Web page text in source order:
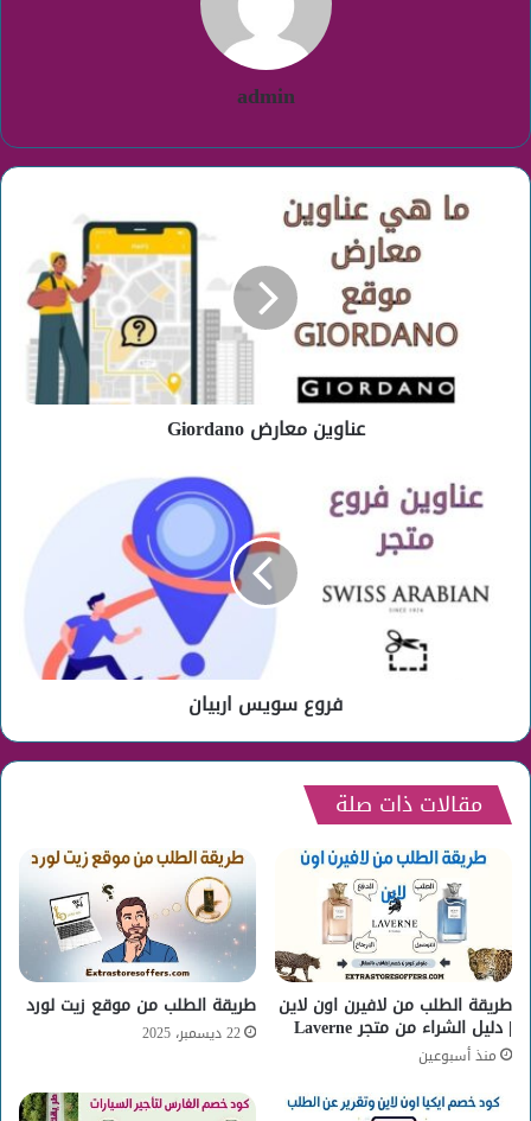
admin
عناوين معارض Giordano
سويس
فروع سويس اربيان
مقالات ذات صلة
طريقة الطلب من لافيرن اون لاين
| دليل الشراء من متجر Laverne
منذ أسبوعين
طريقة الطلب من موقع زيت لورد
22 ديسمبر، 2025